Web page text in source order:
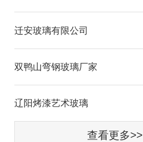
迁安玻璃有限公司
双鸭山弯钢玻璃厂家
辽阳烤漆艺术玻璃
查看更多>>